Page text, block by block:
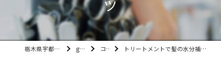
ツ
栃木県宇都宮市の美容室ult gallery コラム トリートメントで髪の水分補給とヘアカラーの潤いを叶えるコツ